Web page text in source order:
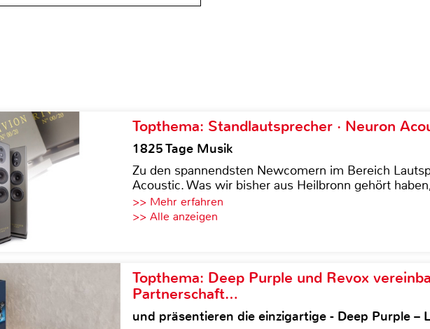
Topthema: Standlautsprecher · Neuron
1825 Tage Musik
Zu den spannendsten Newcomern im Bereich
Acoustic. Was wir bisher aus Heilbronn gehört
>> Mehr erfahren
>> Alle anzeigen
Topthema: Deep Purple und Revox
Partnerschaft…
und präsentieren die einzigartige - Deep Purple –